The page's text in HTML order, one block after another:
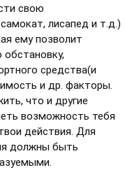
свою
лисапед и т.д.)
ему позволит
средства(и
и др. факторы.
что и другие
возможность тебя
действия. Для
должны быть